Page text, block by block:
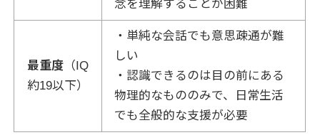
念を理解することが困難
最重度 （IQ
約19以下）
・単純な会話でも意思疎通が難
しい
・認識できるのは目の前にある
物理的なもののみで、日常生活
でも全般的な支援が必要